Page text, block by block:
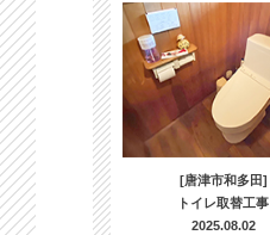
[唐津市和多田]
トイレ取替工事
2025.08.02